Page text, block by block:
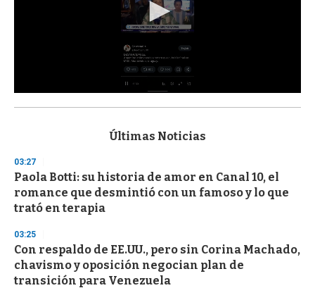
s
d
s
o
f
3
s
e
c
o
n
Últimas Noticias
03:27
Paola Botti: su historia de amor en Canal 10, el
romance que desmintió con un famoso y lo que
trató en terapia
03:25
Con respaldo de EE.UU., pero sin Corina Machado,
chavismo y oposición negocian plan de
transición para Venezuela